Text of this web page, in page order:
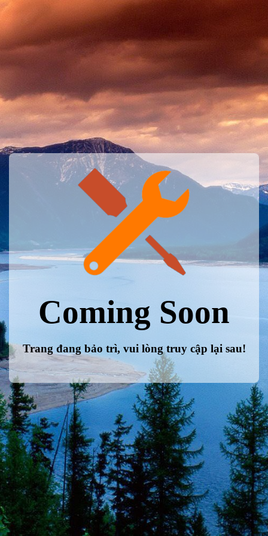
Coming Soon
Trang đang bảo trì, vui lòng truy cập lại sau!